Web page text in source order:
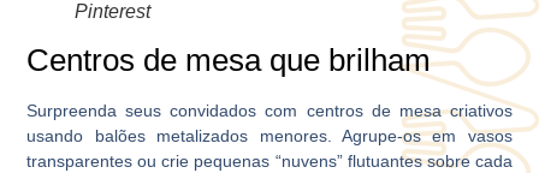
Pinterest
Centros de mesa que brilham
Surpreenda seus convidados com centros de mesa criativos
usando balões metalizados menores. Agrupe-os em vasos
transparentes ou crie pequenas “nuvens” flutuantes sobre cada